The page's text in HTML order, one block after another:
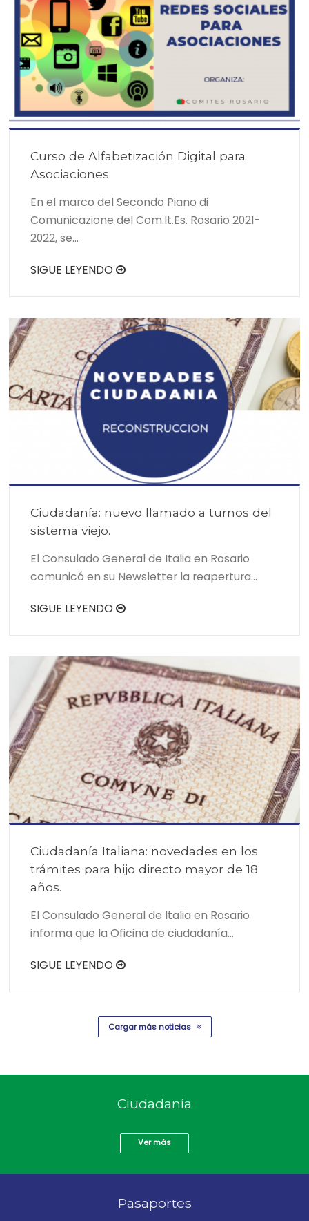
Curso de Alfabetización Digital para
Asociaciones.
En el marco del Secondo Piano di
Comunicazione del Com.It.Es. Rosario 2021-
2022, se…
SIGUE LEYENDO
Ciudadanía: nuevo llamado a turnos del
sistema viejo.
El Consulado General de Italia en Rosario
comunicó en su Newsletter la reapertura…
SIGUE LEYENDO
Ciudadanía Italiana: novedades en los
trámites para hijo directo mayor de 18
años.
El Consulado General de Italia en Rosario
informa que la Oficina de ciudadanía…
SIGUE LEYENDO
Cargar más noticias
Ciudadanía
Ver más
Pasaportes